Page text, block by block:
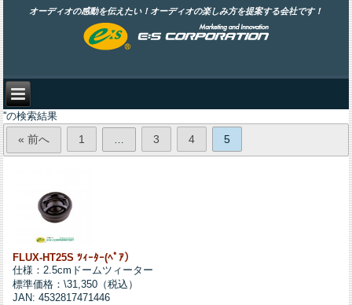
オーディオの感動を伝えたい！オーディオの楽しみ方を提案する会社です！
''の検索結果
« 前へ 1 … 3 4 5
FLUX-HT25S ﾂｨｰﾀｰ(ﾍﾟｱ）
仕様：2.5cmドームツィーター
標準価格：\31,350（税込）
JAN: 4532817471446